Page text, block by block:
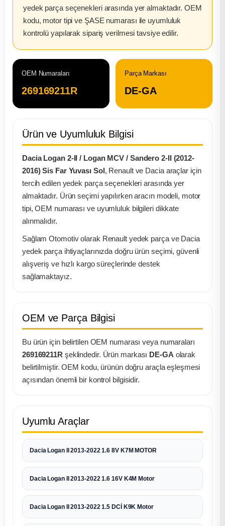
Parça
yedek parça seçenekleri arasında yer almaktadır. OEM
kodu, motor tipi ve ŞASE numarası ile uyumluluk
kontrolü yapılarak sipariş verilmesi tavsiye edilir.
OEM Numaraları
269169211R
Parça Markası
DE-GA
Ürün ve Uyumluluk Bilgisi
Dacia Logan 2-II / Logan MCV / Sandero 2-II (2012-
2016) Sis Far Yuvası Sol, Renault ve Dacia araçlar için
tercih edilen yedek parça seçenekleri arasında yer
almaktadır. Ürün seçimi yapılırken aracın modeli, motor
tipi, OEM numarası ve uyumluluk bilgileri dikkate
alınmalıdır.
Sağlam Otomotiv olarak Renault yedek parça ve Dacia
yedek parça ihtiyaçlarınızda doğru ürün seçimi, güvenli
alışveriş ve hızlı kargo süreçlerinde destek
sağlamaktayız.
OEM ve Parça Bilgisi
Bu ürün için belirtilen OEM numarası veya numaraları
269169211R şeklindedir. Ürün markası DE-GA olarak
belirtilmiştir. OEM kodu, ürünün doğru araçla eşleşmesi
açısından önemli bir kontrol bilgisidir.
Uyumlu Araçlar
Dacia Logan II 2013-2022 1.6 8V K7M MOTOR
Dacia Logan II 2013-2022 1.6 16V K4M Motor
Dacia Logan II 2013-2022 1.5 DCİ K9K Motor